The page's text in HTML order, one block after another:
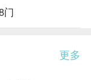
门
更多